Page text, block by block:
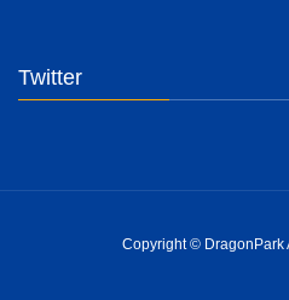
Twitter
Copyright © DragonPark